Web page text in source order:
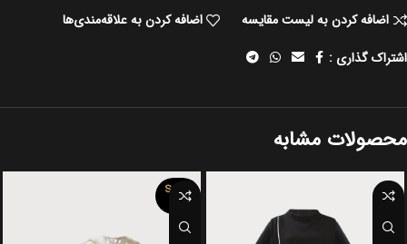
اضافه کردن به لیست مقایسه
اضافه کردن به علاقه‌مندی‌ها
اشتراک گذاری :
محصولات مشابه
SOLD
OUT